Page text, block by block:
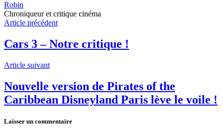
Robin
Chroniqueur et critique cinéma
Article précédent
Cars 3 – Notre critique !
Article suivant
Nouvelle version de Pirates of the
Caribbean Disneyland Paris lève le voile !
Laisser un commentaire